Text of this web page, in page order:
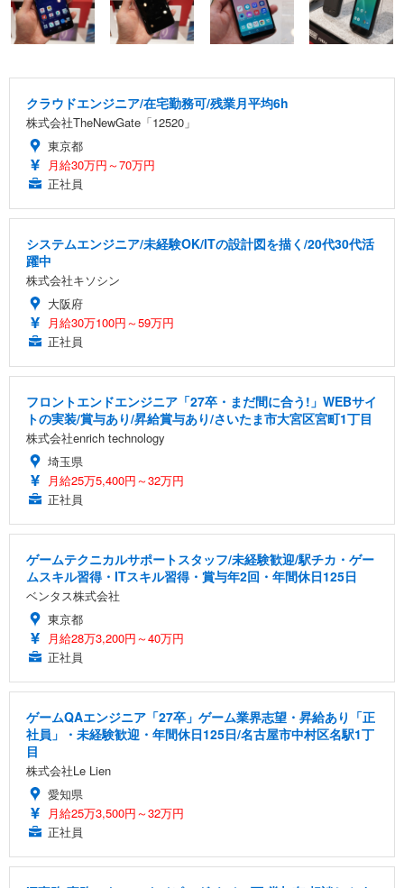
クラウドエンジニア/在宅勤務可/残業月平均6h
株式会社TheNewGate「12520」
東京都
月給30万円～70万円
正社員
システムエンジニア/未経験OK/ITの設計図を描く/20代30代活
躍中
株式会社キソシン
大阪府
月給30万100円～59万円
正社員
フロントエンドエンジニア「27卒・まだ間に合う!」WEBサイ
トの実装/賞与あり/昇給賞与あり/さいたま市大宮区宮町1丁目
株式会社enrich technology
埼玉県
月給25万5,400円～32万円
正社員
ゲームテクニカルサポートスタッフ/未経験歓迎/駅チカ・ゲー
ムスキル習得・ITスキル習得・賞与年2回・年間休日125日
ベンタス株式会社
東京都
月給28万3,200円～40万円
正社員
ゲームQAエンジニア「27卒」ゲーム業界志望・昇給あり「正
社員」・未経験歓迎・年間休日125日/名古屋市中村区名駅1丁
目
株式会社Le Lien
愛知県
月給25万3,500円～32万円
正社員